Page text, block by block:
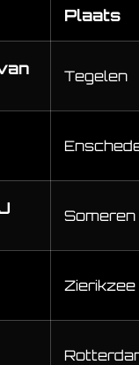
Plaats
Tegelen
Someren
Zierikzee